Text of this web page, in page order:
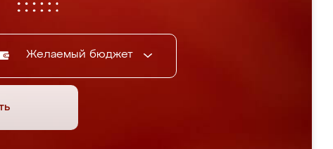
Желаемый бюджет